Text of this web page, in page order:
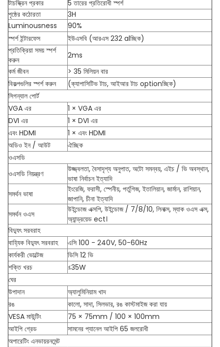
টাচস্ক্রিন প্রকার
5 তারের প্রতিরোধী স্পর্শ
পৃষ্ঠের কঠোরতা
3H
Luminousness
90%
স্পর্শ ইন্টারফেস
ইউএসবি (আরএস 232 alচ্ছিক)
প্রতিক্রিয়া সময় স্পর্শ
করুন
2ms
কর্ম জীবন
> 35 মিলিয়ন বার
বিকল্পগুলির স্পর্শ করুন
(ক্যাপাসিটিভ টাচ, আইআর টাচ optionচ্ছিক)
সিগন্যাল পোর্ট
VGA এর
1 × VGA এর
DVI এর
1 × DVI এর
এবং HDMI
1 × এবং HDMI
অডিও ইন / আউট
ঐচ্ছিক
ওএসডি
ওএসডি নিয়ন্ত্রণ
উজ্জ্বলতা, বৈসাদৃশ্য অনুপাত, অটো সমন্বয়, এইচ / ভি অবস্থান,
ভাষা নির্বাচন ইত্যাদি
সমর্থন ভাষা
ইংরেজি, ফরাসী, স্পেনীয়, পর্তুগিজ, ইতালিয়ান, জার্মান, রাশিয়ান,
জাপানি, চীনা ইত্যাদি
সমর্থন ওএস
উইন্ডোজ এক্সপি, উইন্ডোজ / 7/8/10, লিনাক্স, ম্যাক ওএস এক্স,
অ্যান্ড্রয়েড ect।
বিদ্যুৎ সরবরাহ
বাহ্যিক বিদ্যুৎ সরবরাহ
এসি 100 - 240V, 50-60Hz
কার্যকরী ভোল্টেজ
ডিসি 12 ভি
শক্তি খরচ
≤35W
ঘের
উপাদান
অ্যালুমিনিয়াম খাদ
রঙ
কালো, সাদা, সিলভার, রঙ কাস্টমাইজ করা যায়
VESA মাউন্টিং
75 × 75mm / 100 × 100mm
আইপি গ্রেড
সামনের প্যানেল আইপি 65 জলরোধী
অপারেটিং এনভায়রনমেন্ট